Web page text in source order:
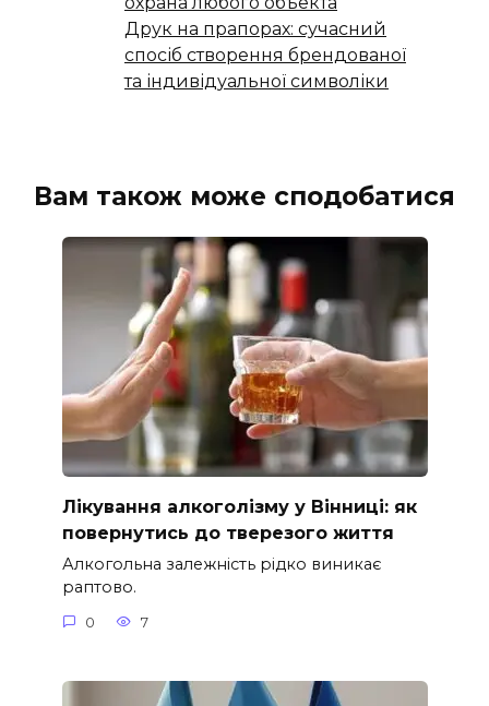
Друк на прапорах: сучасний
спосіб створення брендованої
та індивідуальної символіки
Вам також може сподобатися
Лікування алкоголізму у Вінниці: як
повернутись до тверезого життя
Алкогольна залежність рідко виникає
раптово.
0 7